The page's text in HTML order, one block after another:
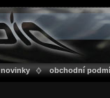
novinky obchodní